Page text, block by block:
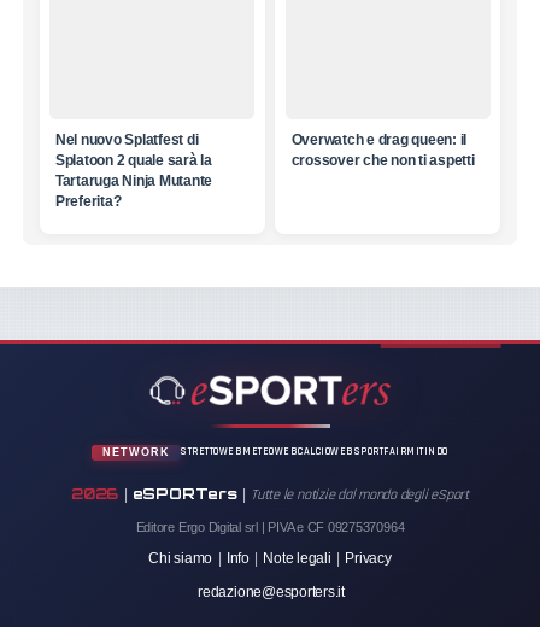
Nel nuovo Splatfest di
Splatoon 2 quale sarà la
Tartaruga Ninja Mutante
Preferita?
Overwatch e drag queen: il
crossover che non ti aspetti
NETWORK STRETTOWEBMETEOWEBCALCIOWEBSPORTFAIRMITINDO
2026 | eSPORTers | Tutte le notizie dal mondo degli eSport
Editore Ergo Digital srl | PIVA e CF 09275370964
Chi siamo Info Note legali
Privacy
redazione@esporters.it